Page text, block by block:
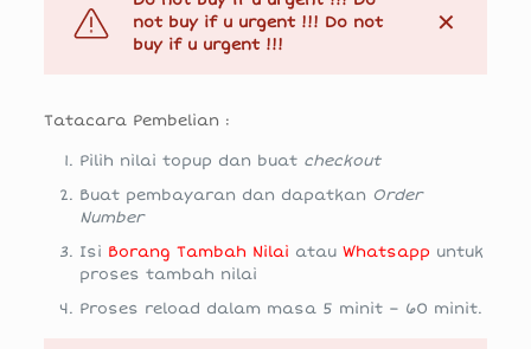
not buy if u urgent !!! Do not
buy if u urgent !!!
✕
Tatacara Pembelian :
Pilih nilai topup dan buat checkout
Buat pembayaran dan dapatkan Order
Number
Isi Borang Tambah Nilai atau Whatsapp untuk
proses tambah nilai
Proses reload dalam masa 5 minit – 60 minit.